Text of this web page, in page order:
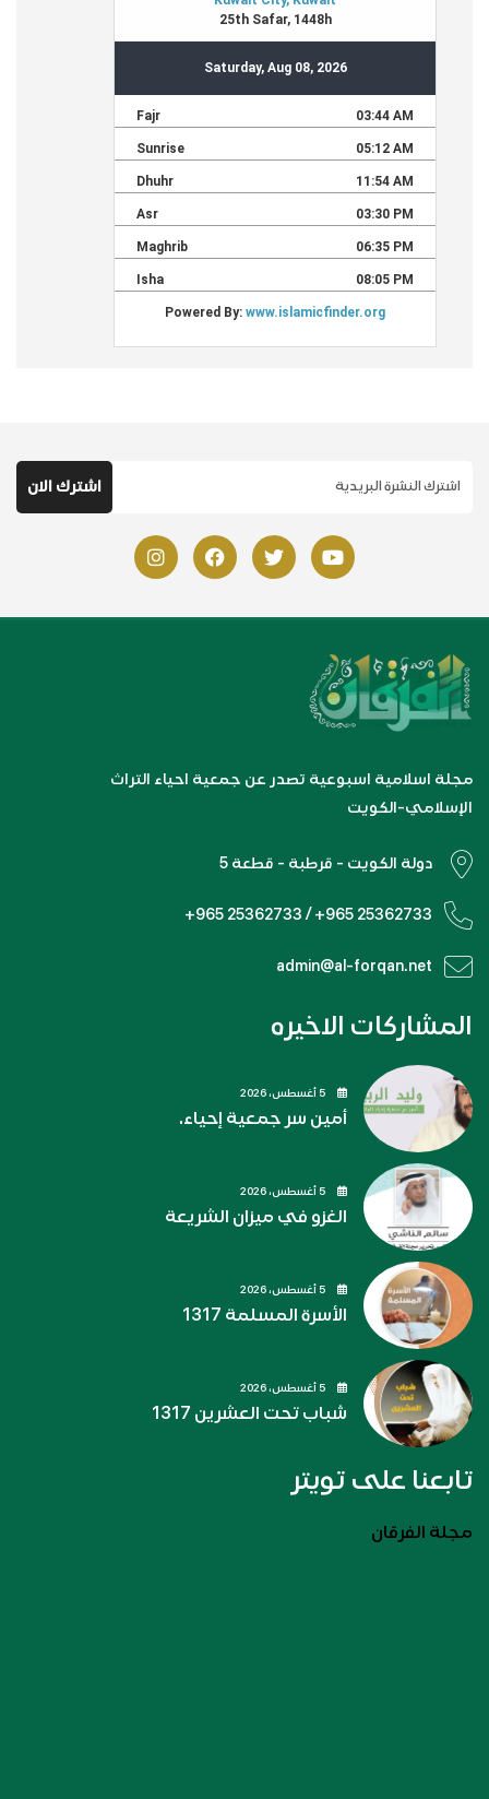
مجلة اسلامية اسبوعية تصدر عن جمعية احياء التراث
الإسلامي-الكويت
دولة الكويت - قرطبة - قطعة 5
+965 25362733 / +965 25362733
admin@al-forqan.net
المشاركات الاخيره
أمين سر جمعية إحياء.
الغزو في ميزان الشريعة
الأسرة المسلمة 1317
شباب تحت العشرين 1317
تابعنا على تويتر
مجلة الفرقان